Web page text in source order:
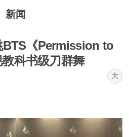
新闻
BTS《Permission to
科书级刀群舞
大